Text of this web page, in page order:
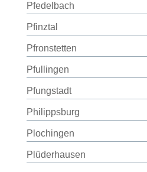
Pfedelbach
Pfinztal
Pfronstetten
Pfullingen
Pfungstadt
Philippsburg
Plochingen
Plüderhausen